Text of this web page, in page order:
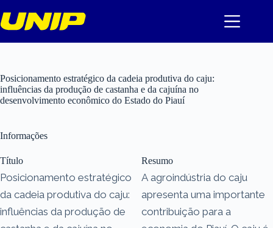
para
o
Posicionamento estratégico da cadeia produtiva do caju:
influências da produção de castanha e da cajuína no
desenvolvimento econômico do Estado do Piauí
Informações
Título
Posicionamento estratégico
da cadeia produtiva do caju:
influências da produção de
Resumo
A agroindústria do caju
apresenta uma importante
contribuição para a